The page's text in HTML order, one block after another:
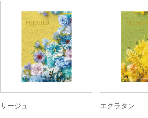
サージュ エクラタン